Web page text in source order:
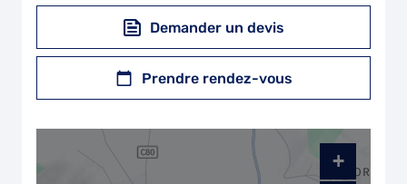
Demander un devis
Prendre rendez-vous
+